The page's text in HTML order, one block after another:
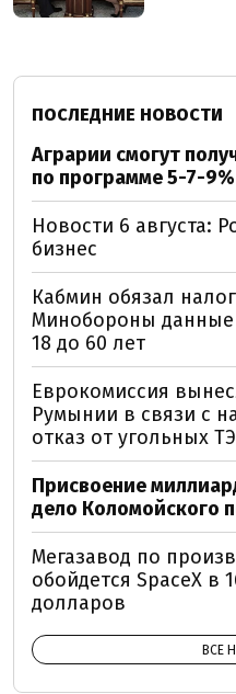
ПОСЛЕДНИЕ НОВОСТИ
Аграрии смогут
по программе 5-7-9%
Новости 6 августа:
бизнес
Кабмин обязал
Минобороны данные
18 до 60 лет
Еврокомиссия
Румынии в связи с
отказ от угольных
Присвоение
дело Коломойского
Мегазавод по
обойдется SpaceX в
долларов
ВСЕ